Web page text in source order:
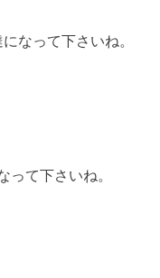
なって下さいね。
て下さいね。